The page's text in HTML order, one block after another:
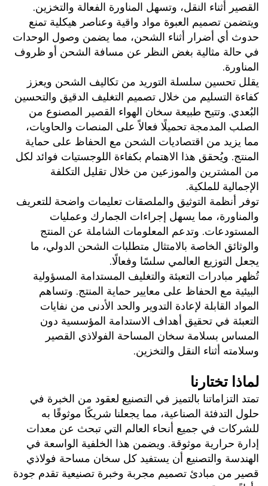
القصير أثناء النقل، وتسهل المناورة الفعالة والتخزين.
ويتضمن تصميم العبوة مواد واقية وعناصر هيكلية تمنع
حدوث أي أضرار أثناء الشحن، مما يضمن وصول الوحدات
في حالة مثالية بغض النظر عن مسافة الشحن أو ظروف
المناورة.
يقلل تحسين سلسلة التوريد من تكاليف الشحن ويعزز
كفاءة التسليم من خلال تصميم التغليف الدقيق والتحسين
البُعدي. وتتيح طبيعة سخان الهواء القصير المصنوع من
الصلب المدمجة تحميلًا فعالاً على المنصات والحاويات،
مما يزيد من اقتصاديات الشحن مع الحفاظ على حماية
المنتج. ويُحقق هذا الاهتمام بكفاءة اللوجستيات فوائد لكل
من المشترين والموزعين من خلال تقليل التكلفة
الإجمالية للملكية.
توفر أنظمة التوثيق والملصقات تعليمات واضحة للتعريف
والمناورة، مما يسهل إجراءات الجمارك وعمليات
المستودعات. وتدعم المعلومات الشاملة عن المنتج
والوثائق الخاصة بالامتثال متطلبات الشحن الدولي، ما
يجعل التوزيع العالمي سلسًا وفعالًا.
تُظهر مبادرات التعبئة والتغليف المستدامة المسؤولية
البيئية مع الحفاظ على معايير حماية المنتج. وتساهم
المواد القابلة لإعادة التدوير والحد الأدنى من نفايات
التعبئة في تحقيق أهداف الاستدامة المؤسسية دون
المساس بسلامة سخان المساحة الفولاذي القصير
وسلامته أثناء النقل والتخزين.
لماذا تختارنا
تمتد التزاماتنا بالتميز في التصنيع لعقود من الخبرة في
حلول التدفئة الصناعية، مما يجعلنا شريكًا موثوقًا به
للشركات في جميع أنحاء العالم التي تبحث عن معدات
إدارة حرارية موثوقة. ويضمن هذا الخلفية الواسعة في
الهندسة والتصنيع أن يستفيد كل سخان مساحة فولاذي
قصير من مبادئ تصميم مجربة وخبرة تصنيعية تقدم جودة